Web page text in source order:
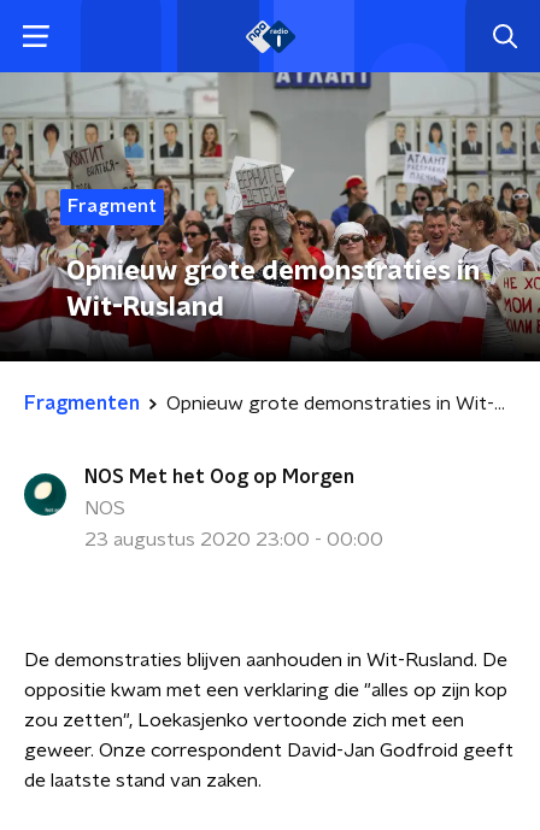
Fragment
Opnieuw grote demonstraties in
Wit-Rusland
Fragmenten Opnieuw grote demonstraties in Wit-Rusland
NOS Met het Oog op Morgen
NOS
23 augustus 2020 23:00 - 00:00
De demonstraties blijven aanhouden in Wit-Rusland. De
oppositie kwam met een verklaring die "alles op zijn kop
zou zetten", Loekasjenko vertoonde zich met een
geweer. Onze correspondent David-Jan Godfroid geeft
de laatste stand van zaken.